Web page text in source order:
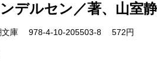
デルセン／著、山室
文庫 978-4-10-205503-8 572円